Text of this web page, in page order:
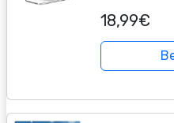
Aroma,
ihn, 240 g
18,99€